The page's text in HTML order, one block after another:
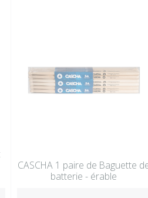
CASCHA 1 paire de Baguette
batterie - érable